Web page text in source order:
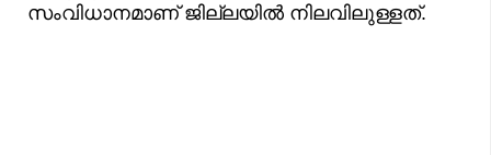
സംവിധാനമാണ് ജില്ലയില്‍ നിലവിലുള്ളത്.